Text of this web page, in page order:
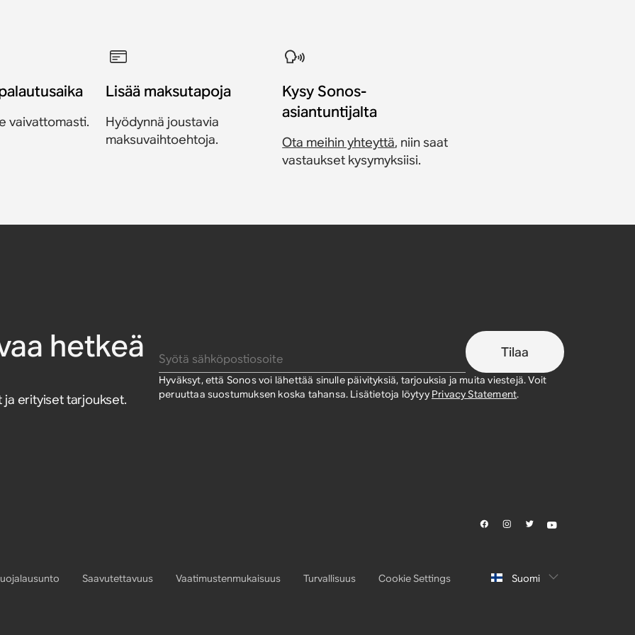
vaivattomasti.
Lisää maksutapoja
Hyödynnä joustavia
maksuvaihtoehtoja.
Kysy Sonos-
asiantuntijalta
Ota meihin yhteyttä, niin saat
vastaukset kysymyksiisi.
hetkeä
ja erityiset tarjoukset.
Tilaa
Hyväksyt, että Sonos voi lähettää sinulle päivityksiä, tarjouksia ja muita viestejä. Voit
peruuttaa suostumuksen koska tahansa. Lisätietoja löytyy Privacy Statement.
Saavutettavuus Vaatimustenmukaisuus Turvallisuus Cookie Settings Suomi